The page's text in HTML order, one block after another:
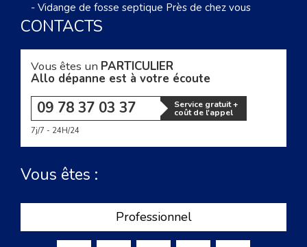
- Vidange de fosse septique Près de chez vous
CONTACTS
Vous êtes un PARTICULIER
Allo dépanne est à votre écoute
09 78 37 03 37 Service gratuit +
coût de l'appel
7j/7 - 24H/24
Vous êtes :
Professionnel